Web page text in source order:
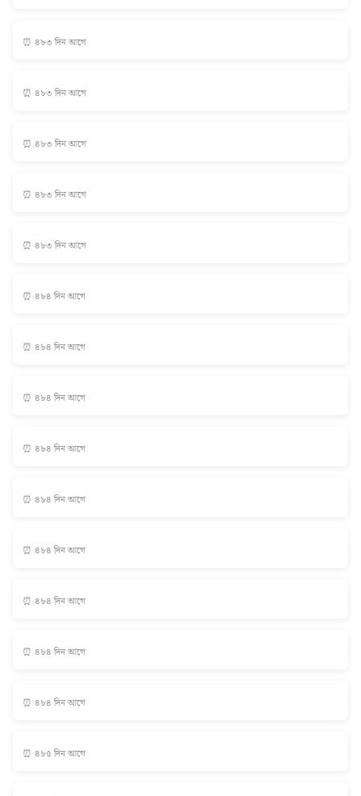
⏰ ৪৮৩ দিন আগে
⏰ ৪৮৩ দিন আগে
⏰ ৪৮৩ দিন আগে
⏰ ৪৮৩ দিন আগে
⏰ ৪৮৩ দিন আগে
⏰ ৪৮৪ দিন আগে
⏰ ৪৮৪ দিন আগে
⏰ ৪৮৪ দিন আগে
⏰ ৪৮৪ দিন আগে
⏰ ৪৮৪ দিন আগে
⏰ ৪৮৪ দিন আগে
⏰ ৪৮৪ দিন আগে
⏰ ৪৮৪ দিন আগে
⏰ ৪৮৪ দিন আগে
⏰ ৪৮৫ দিন আগে